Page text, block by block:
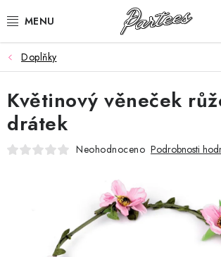
na
ROZLUČKA
NAROZENINY
NA MÍRU
🖤 SLEVY
Doplňky
Květinový věneček
drátek
Neohodnoceno Podrobnosti